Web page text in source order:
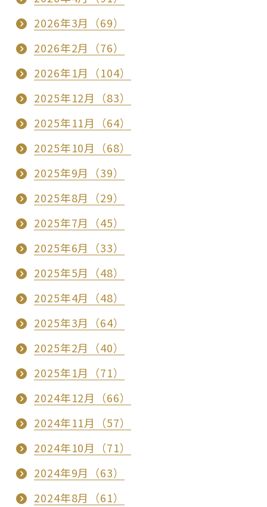
2026年3月（69）
2026年2月（76）
2026年1月（104）
2025年12月（83）
2025年11月（64）
2025年10月（68）
2025年9月（39）
2025年8月（29）
2025年7月（45）
2025年6月（33）
2025年5月（48）
2025年4月（48）
2025年3月（64）
2025年2月（40）
2025年1月（71）
2024年12月（66）
2024年11月（57）
2024年10月（71）
2024年9月（63）
2024年8月（61）